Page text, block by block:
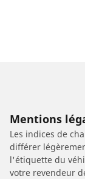
Mentions
Les indices de
différer
l'étiquette du
votre revendeur